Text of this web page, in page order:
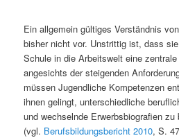
Ein allgemein gültiges Verständnis
bisher nicht vor. Unstrittig ist, dass
Schule in die Arbeitswelt eine
angesichts der steigenden
müssen Jugendliche Kompetenzen
ihnen gelingt, unterschiedliche
und wechselnde Erwerbsbiografien zu
(vgl. Berufsbildungsbericht 2010, S.